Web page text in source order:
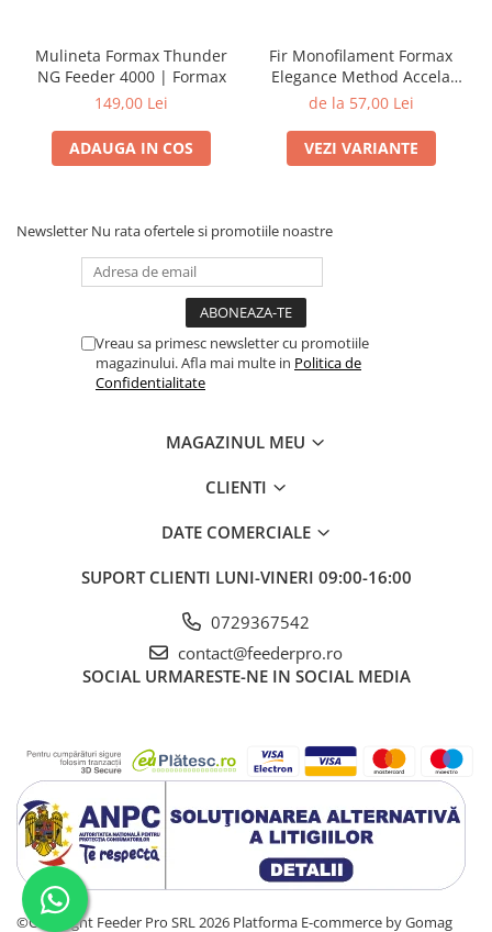
Mulineta Formax Thunder
NG Feeder 4000 | Formax
149,00 Lei
ADAUGA IN COS
Fir Monofilament Formax
Elegance Method Accela
Distance Feeder Fluo 1000m
de la 57,00 Lei
VEZI VARIANTE
Newsletter Nu rata ofertele si promotiile noastre
Vreau sa primesc newsletter cu promotiile
magazinului. Afla mai multe in Politica de
Confidentialitate
MAGAZINUL MEU
CLIENTI
DATE COMERCIALE
SUPORT CLIENTI LUNI-VINERI 09:00-16:00
0729367542
contact@feederpro.ro
SOCIAL URMARESTE-NE IN SOCIAL MEDIA
©Copyright Feeder Pro SRL 2026 Platforma E-commerce by Gomag